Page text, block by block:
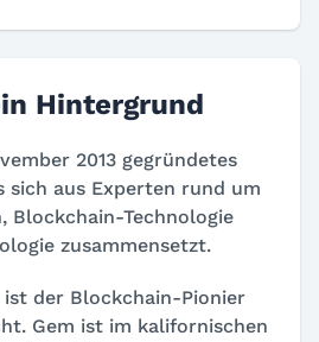
Hintergrund
2013 gegründetes
sich aus Experten rund um
Blockchain-Technologie
zusammensetzt.
ist der Blockchain-Pionier
Gem ist im kalifornischen